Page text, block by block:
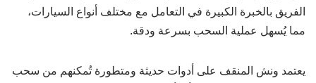
الفريق بالخبرة الكبيرة في التعامل مع مختلف أنواع السيارات،
مما يُسهل عملية السحب بسرعة ودقة.
يعتمد ونش المنقف على أدوات حديثة ومتطورة تُمكنهم من سحب